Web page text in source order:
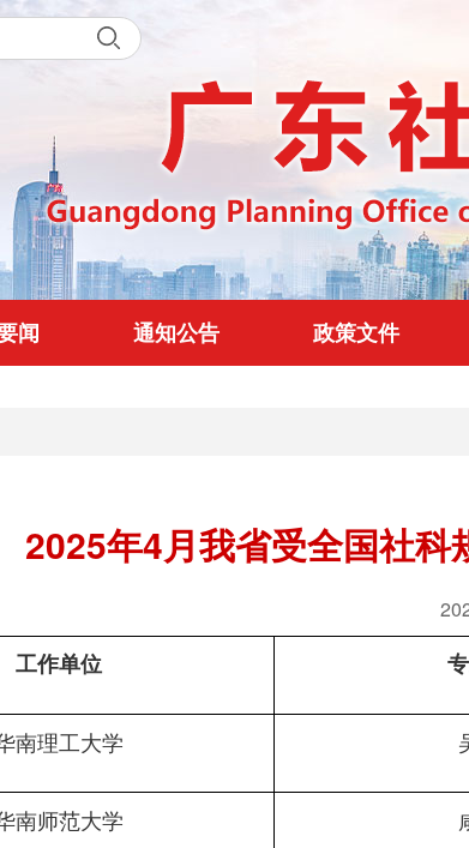
闻 通知公告 政策文件
2025年4月我省受全国社
工作单位
南理工大学
南师范大学